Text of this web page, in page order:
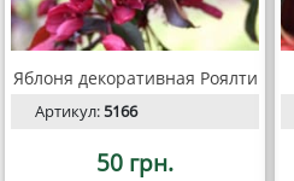
Яблоня декоративная Роялти
Артикул:5166
50 грн.